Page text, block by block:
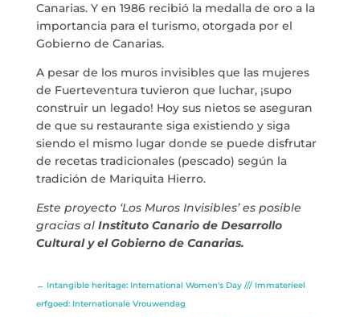
porDigital
SOMOS TRANSPARENTES
info@crowplan.com
922 28 00 28
Canarias. Y en 1986 recibió la medalla de oro a la
importancia para el turismo, otorgada por el
Gobierno de Canarias.
A pesar de los muros invisibles que las mujeres
de Fuerteventura tuvieron que luchar, ¡supo
construir un legado! Hoy sus nietos se aseguran
de que su restaurante siga existiendo y siga
siendo el mismo lugar donde se puede disfrutar
de recetas tradicionales (pescado) según la
tradición de Mariquita Hierro.
Este proyecto ‘Los Muros Invisibles’ es posible
gracias al Instituto Canario de Desarrollo
Cultural y el Gobierno de Canarias.
← Intangible heritage: International Women's Day /// Immaterieel
erfgoed: Internationale Vrouwendag